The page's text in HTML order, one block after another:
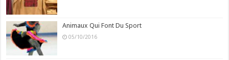
Animaux Qui Font Du Sport
05/10/2016